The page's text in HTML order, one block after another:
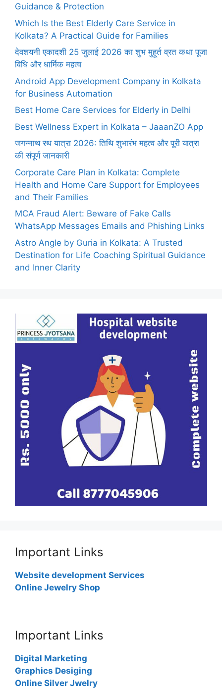
Guidance & Protection
Which Is the Best Elderly Care Service in
Kolkata? A Practical Guide for Families
देवशयनी एकादशी 25 जुलाई 2026 का शुभ मुहूर्त व्रत कथा पूजा
विधि और धार्मिक महत्व
Android App Development Company in Kolkata
for Business Automation
Best Home Care Services for Elderly in Delhi
Best Wellness Expert in Kolkata – JaaanZO App
जगन्नाथ रथ यात्रा 2026: तिथि शुभारंभ महत्व और पूरी यात्रा
की संपूर्ण जानकारी
Corporate Care Plan in Kolkata: Complete
Health and Home Care Support for Employees
and Their Families
MCA Fraud Alert: Beware of Fake Calls
WhatsApp Messages Emails and Phishing Links
Astro Angle by Guria in Kolkata: A Trusted
Destination for Life Coaching Spiritual Guidance
and Inner Clarity
Important Links
Website development Services
Online Jewelry Shop
Important Links
Digital Marketing
Graphics Desiging
Online Silver Jwelry